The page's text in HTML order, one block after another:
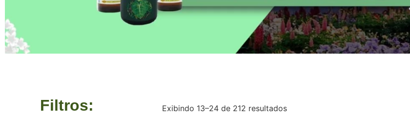
Filtros: Exibindo 13–24 de 212 resultados